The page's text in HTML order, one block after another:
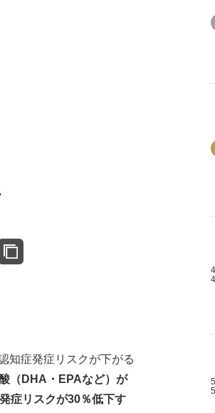
知症発症リスクが下がる
（DHA・EPAなど）が
症リスクが30％低下す
4
5